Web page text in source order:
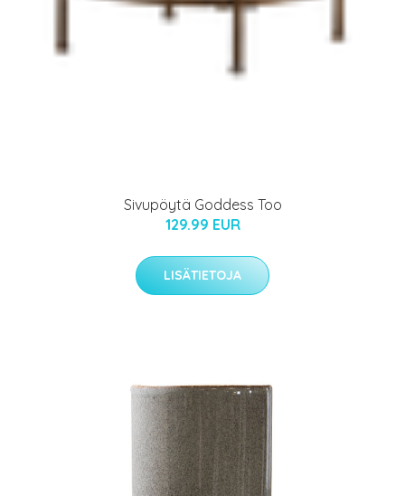
Sivupöytä Goddess Too
129.99 EUR
LISÄTIETOJA